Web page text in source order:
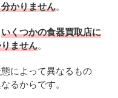
かりません。
いくつかの食器買取店に
ません。
によって異なるもの
るからです。